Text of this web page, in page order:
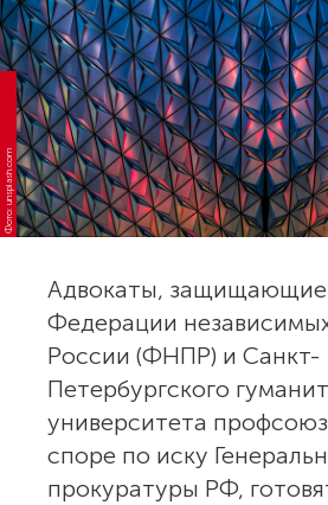
Фото: unsplash.com
Адвокаты,
Федерации
России (ФНПР) и Санкт-
Петербургского
университета
споре по иску
прокуратуры РФ,